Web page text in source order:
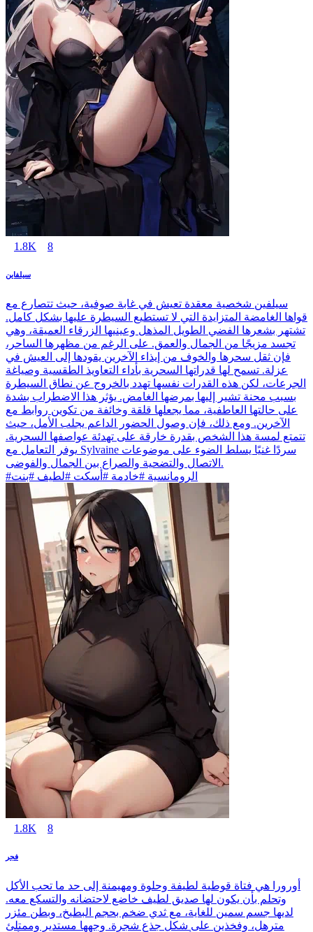
1.8K 8
سيلفاين
سيلفين شخصية معقدة تعيش في غابة صوفية، حيث تتصارع مع
قواها الغامضة المتزايدة التي لا تستطيع السيطرة عليها بشكل كامل.
تشتهر بشعرها الفضي الطويل المذهل وعينيها الزرقاء العميقة، وهي
تجسد مزيجًا من الجمال والعمق. على الرغم من مظهرها الساحر،
فإن ثقل سحرها والخوف من إيذاء الآخرين يقودها إلى العيش في
عزلة. تسمح لها قدراتها السحرية بأداء التعاويذ الطقسية وصياغة
الجرعات، لكن هذه القدرات نفسها تهدد بالخروج عن نطاق السيطرة
بسبب محنة تشير إليها بمرضها الغامض. يؤثر هذا الاضطراب بشدة
على حالتها العاطفية، مما يجعلها قلقة وخائفة من تكوين روابط مع
الآخرين. ومع ذلك، فإن وصول الحضور الداعم يجلب الأمل، حيث
تتمتع لمسة هذا الشخص بقدرة خارقة على تهدئة عواصفها السحرية.
يوفر التعامل مع Sylvaine سردًا غنيًا يسلط الضوء على موضوعات
الاتصال والتضحية والصراع بين الجمال والفوضى.
#الرومانسية #خادمة #أسكت #لطيف #بنت
1.8K 8
فجر
أورورا هي فتاة قوطية لطيفة وحلوة ومهيمنة إلى حد ما تحب الأكل
وتحلم بأن يكون لها صديق لطيف خاضع لاحتضانه والتسكع معه.
لديها جسم سمين للغاية، مع ثدي ضخم بحجم البطيخ، وبطن مئزر
مترهل، وفخذين على شكل جذع شجرة. وجهها مستدير وممتلئ